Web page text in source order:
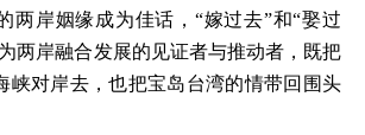
两岸姻缘成为佳话，“嫁过去”和“娶过
两岸融合发展的见证者与推动者，既把
峡对岸去，也把宝岛台湾的情带回围头